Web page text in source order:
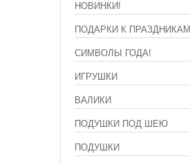
НОВИНКИ!
ПОДАРКИ К ПРАЗДНИКАМ
СИМВОЛЫ ГОДА!
ИГРУШКИ
ВАЛИКИ
ПОДУШКИ ПОД ШЕЮ
ПОДУШКИ